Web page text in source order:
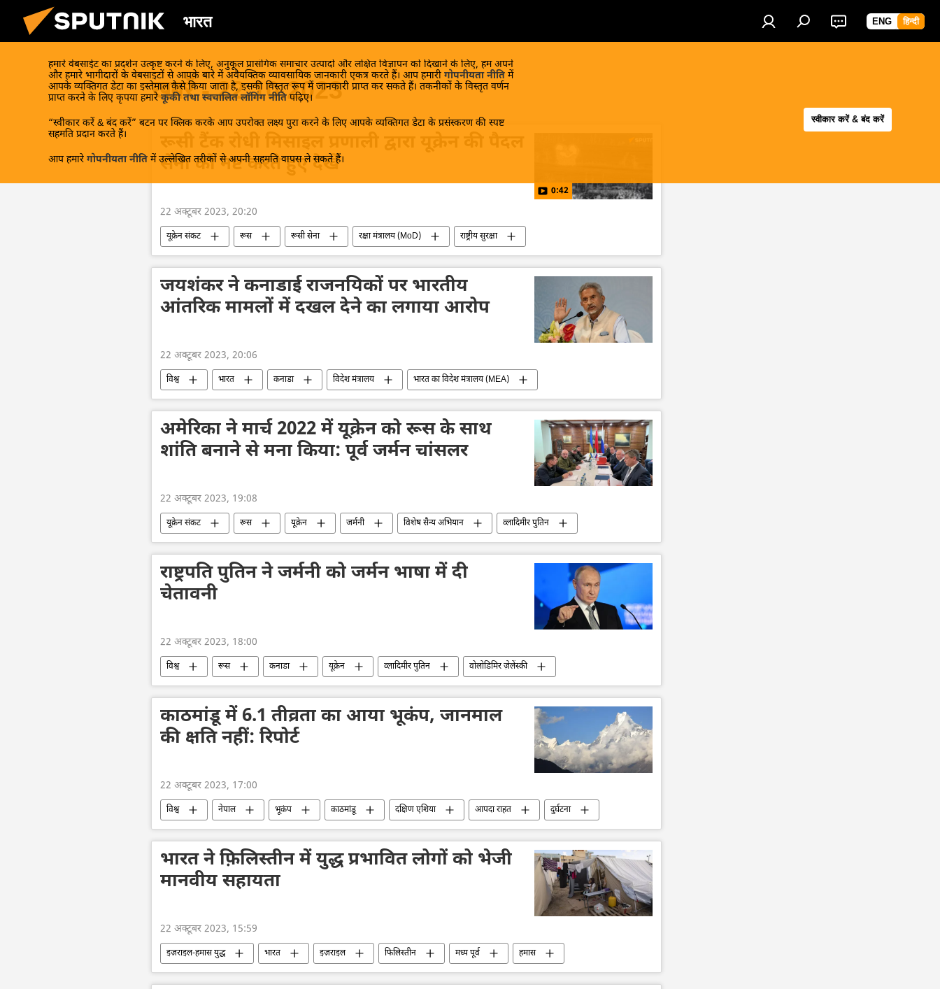
भारत ENG हिन्दी
हमारे वेबसाईट का प्रदर्शन उत्कृष्ट करने के लिए, अनुकूल प्रासंगिक समाचार उत्पादों और लक्षित विज्ञापन को दिखाने के लिए, हम अपने
और हमारे भागीदारों के वेबसाइटों से आपके बारे में अवैयक्तिक व्यावसायिक जानकारी एकत्र करते हैं। आप हमारी गोपनीयता नीति में
आपके व्यक्तिगत डेटा का इस्तेमाल कैसे किया जाता है, इसकी विस्तृत रूप में जानकारी प्राप्त कर सकते हैं। तकनीकों के विस्तृत वर्णन
प्राप्त करने के लिए कृपया हमारे कूकी तथा स्वचालित लॉगिंग नीति पढ़िए।
“स्वीकार करें & बंद करें” बटन पर क्लिक करके आप उपरोक्त लक्ष्य पुरा करने के लिए आपके व्यक्तिगत डेटा के प्रसंस्करण की स्पष्ट
सहमति प्रदान करते हैं।
आप हमारे गोपनीयता नीति में उल्लेखित तरीकों से अपनी सहमति वापस ले सकते हैं।
स्वीकार करें & बंद करें
खबरें - 22.10.2023
सेना को नष्ट करते हुए देखें
0:42
22 अक्टूबर 2023, 20:20
यूक्रेन संकट रूस रूसी सेना रक्षा मंत्रालय (MoD)
राष्ट्रीय सुरक्षा
विशेष सैन्य अभियान
यूक्रेन यूक्रेन सशस्त्र बल
यूक्रेन का जवाबी हमला
डोनेट्स्क पीपुल्स रिपब्लिक
जयशंकर ने कनाडाई राजनयिकों पर भारतीय
आंतरिक मामलों में दखल देने का लगाया आरोप
22 अक्टूबर 2023, 20:06
विश्व भारत कनाडा विदेश मंत्रालय
भारत का विदेश मंत्रालय (MEA)
एस. जयशंकर
विवाद आतंकवाद खालिस्तान दक्षिण एशिया
अमेरिका ने मार्च 2022 में यूक्रेन को रूस के साथ
शांति बनाने से मना किया: पूर्व जर्मन चांसलर
22 अक्टूबर 2023, 19:08
यूक्रेन संकट रूस यूक्रेन जर्मनी विशेष सैन्य अभियान
व्लादिमीर पुतिन
नाटो
अमेरिका सैन्य सहायता सैनिक सहायता शांति संधि राष्ट्रीय सुरक्षा
राष्ट्रपति पुतिन ने जर्मनी को जर्मन भाषा में दी
चेतावनी
22 अक्टूबर 2023, 18:00
विश्व रूस कनाडा यूक्रेन व्लादिमीर पुतिन
वोलोडिमिर ज़ेलेंस्की
जर्मनी
द्वितीय विश्व युद्ध विशेष सैन्य अभियान नाज़ी जर्मनी विवाद
काठमांडू में 6.1 तीव्रता का आया भूकंप, जानमाल
की क्षति नहीं: रिपोर्ट
22 अक्टूबर 2023, 17:00
विश्व नेपाल भूकंप काठमांडू दक्षिण एशिया आपदा राहत
दुर्घटना
तिब्बत
भारत ने फ़िलिस्तीन में युद्ध प्रभावित लोगों को भेजी
मानवीय सहायता
22 अक्टूबर 2023, 15:59
इज़राइल-हमास युद्ध भारत इज़राइल फिलिस्तीन मध्य पूर्व
हमास
विवाद
मानवीय संकट गाज़ा पट्टी नरेन्द्र मोदी अरिंदम बागची
मानवीय सहायता